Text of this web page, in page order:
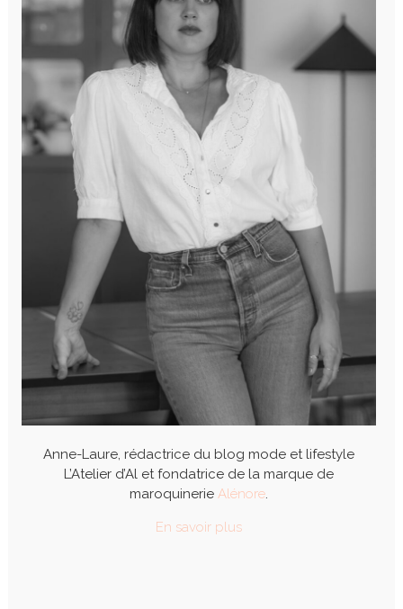
Anne-Laure, rédactrice du blog mode et lifestyle
L’Atelier d’Al et fondatrice de la marque de
maroquinerie Alénore.
En savoir plus